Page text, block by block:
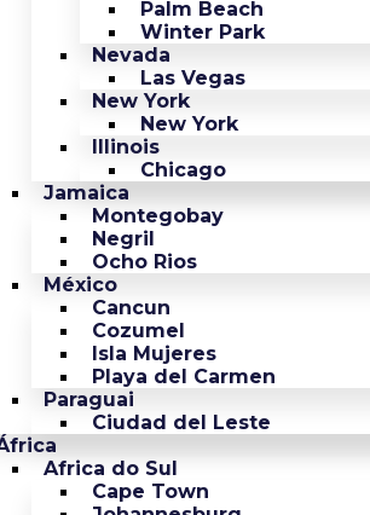
Palm Beach
Winter Park
Nevada
Las Vegas
New York
New York
Illinois
Chicago
Jamaica
Montegobay
Negril
Ocho Rios
México
Cancun
Cozumel
Isla Mujeres
Playa del Carmen
Paraguai
Ciudad del Leste
Africa do Sul
Cape Town